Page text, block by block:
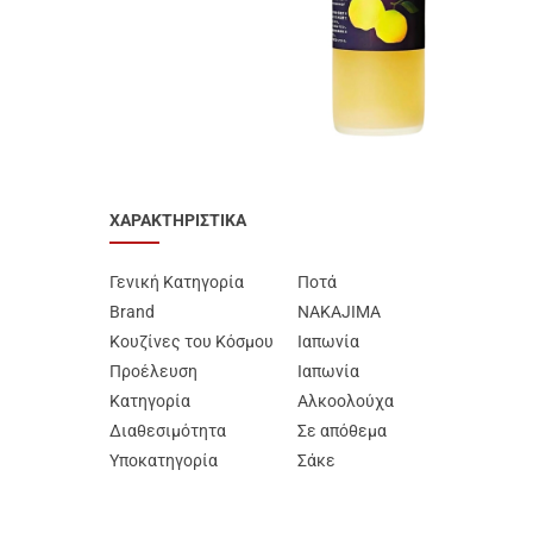
ΧΑΡΑΚΤΗΡΙΣΤΙΚΑ
Γενική Κατηγορία
Ποτά
Brand
NAKAJIMA
Κουζίνες του Κόσμου
Ιαπωνία
Προέλευση
Ιαπωνία
Κατηγορία
Αλκοολούχα
Διαθεσιμότητα
Σε απόθεμα
Υποκατηγορία
Σάκε